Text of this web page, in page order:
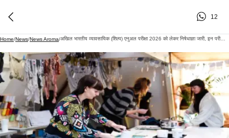
12
Home/News/News Aroma/ अखिल भारतीय व्यावसायिक (शिल्प) एनुअल परीक्षा 2026 को लेकर निषेधाज्ञा जारी, इन परीक्षा केन्द्रों के 200 मीटर की परिधि में रहेगी रोक